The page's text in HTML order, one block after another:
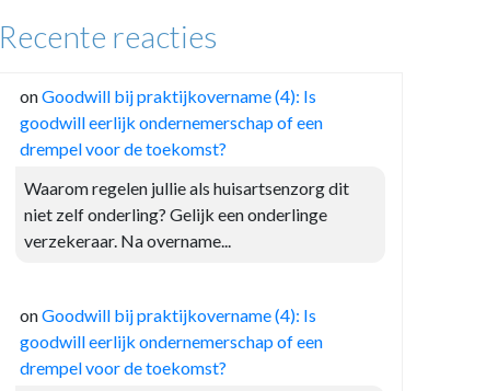
Recente reacties
onGoodwill bij praktijkovername (4): Is
goodwill eerlijk ondernemerschap of een
drempel voor de toekomst?
Waarom regelen jullie als huisartsenzorg dit
niet zelf onderling? Gelijk een onderlinge
verzekeraar. Na overname...
onGoodwill bij praktijkovername (4): Is
goodwill eerlijk ondernemerschap of een
drempel voor de toekomst?